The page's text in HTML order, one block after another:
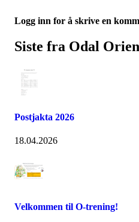
Logg inn for å skrive en
Siste fra Odal
Postjakta 2026
18.04.2026
Velkommen til O-trening!